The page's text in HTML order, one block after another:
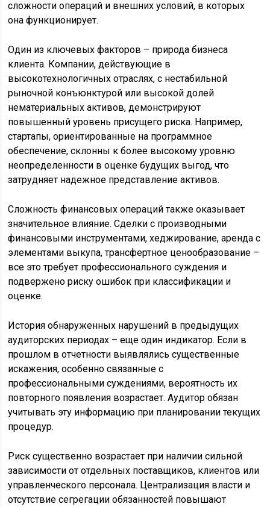
сложности операций и внешних условий, в которых
она функционирует.
Один из ключевых факторов – природа бизнеса
клиента. Компании, действующие в
высокотехнологичных отраслях, с нестабильной
рыночной конъюнктурой или высокой долей
нематериальных активов, демонстрируют
повышенный уровень присущего риска. Например,
стартапы, ориентированные на программное
обеспечение, склонны к более высокому уровню
неопределенности в оценке будущих выгод, что
затрудняет надежное представление активов.
Сложность финансовых операций также оказывает
значительное влияние. Сделки с производными
финансовыми инструментами, хеджирование, аренда с
элементами выкупа, трансфертное ценообразование –
все это требует профессионального суждения и
подвержено риску ошибок при классификации и
оценке.
История обнаруженных нарушений в предыдущих
аудиторских периодах – еще один индикатор. Если в
прошлом в отчетности выявлялись существенные
искажения, особенно связанные с
профессиональными суждениями, вероятность их
повторного появления возрастает. Аудитор обязан
учитывать эту информацию при планировании текущих
процедур.
Риск существенно возрастает при наличии сильной
зависимости от отдельных поставщиков, клиентов или
управленческого персонала. Централизация власти и
отсутствие сегрегации обязанностей повышают